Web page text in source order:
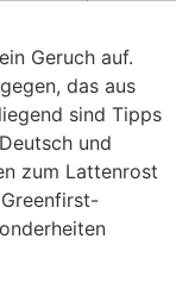
Geruch auf.
das aus
sind Tipps
und
zum Lattenrost